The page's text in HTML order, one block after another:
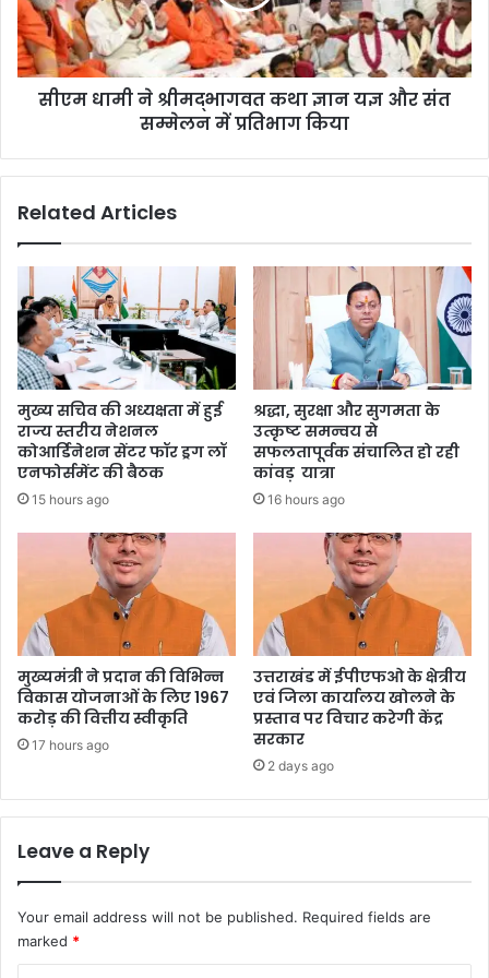
सीएम धामी ने श्रीमद्भागवत कथा ज्ञान यज्ञ और संत
सम्मेलन में प्रतिभाग किया
Related Articles
मुख्य सचिव की अध्यक्षता में हुई
राज्य स्तरीय नेशनल
कोआर्डिनेशन सेंटर फॉर ड्रग लॉ
एनफोर्समेंट की बैठक
15 hours ago
श्रद्धा, सुरक्षा और सुगमता के
उत्कृष्ट समन्वय से
सफलतापूर्वक संचालित हो रही
कांवड़ यात्रा
16 hours ago
मुख्यमंत्री ने प्रदान की विभिन्न
विकास योजनाओं के लिए 1967
करोड़ की वित्तीय स्वीकृति
17 hours ago
उत्तराखंड में ईपीएफओ के क्षेत्रीय
एवं जिला कार्यालय खोलने के
प्रस्ताव पर विचार करेगी केंद्र
सरकार
2 days ago
Leave a Reply
Your email address will not be published. Required fields are
marked *